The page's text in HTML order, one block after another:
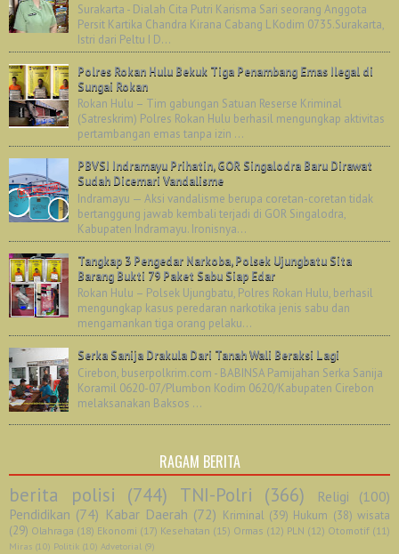
Surakarta - Dialah Cita Putri Karisma Sari seorang Anggota
Persit Kartika Chandra Kirana Cabang L Kodim 0735.Surakarta,
Istri dari Peltu I D...
Polres Rokan Hulu Bekuk Tiga Penambang Emas Ilegal di
Sungai Rokan
Rokan Hulu – Tim gabungan Satuan Reserse Kriminal
(Satreskrim) Polres Rokan Hulu berhasil mengungkap aktivitas
pertambangan emas tanpa izin ...
PBVSI Indramayu Prihatin, GOR Singalodra Baru Dirawat
Sudah Dicemari Vandalisme
Indramayu — Aksi vandalisme berupa coretan-coretan tidak
bertanggung jawab kembali terjadi di GOR Singalodra,
Kabupaten Indramayu. Ironisnya...
Tangkap 3 Pengedar Narkoba, Polsek Ujungbatu Sita
Barang Bukti 79 Paket Sabu Siap Edar
Rokan Hulu – Polsek Ujungbatu, Polres Rokan Hulu, berhasil
mengungkap kasus peredaran narkotika jenis sabu dan
mengamankan tiga orang pelaku...
Serka Sanija Drakula Dari Tanah Wali Beraksi Lagi
Cirebon, buserpolkrim.com - BABINSA Pamijahan Serka Sanija
Koramil 0620-07/Plumbon Kodim 0620/Kabupaten Cirebon
melaksanakan Baksos ...
RAGAM BERITA
berita polisi (744) TNI-Polri (366) Religi
(100)
Pendidikan (74) Kabar Daerah (72) Kriminal (39) Hukum (38) wisata
(29) Olahraga (18) Ekonomi (17) Kesehatan (15) Ormas (12) PLN (12) Otomotif (11)
Miras (10) Politik (10) Advetorial (9)